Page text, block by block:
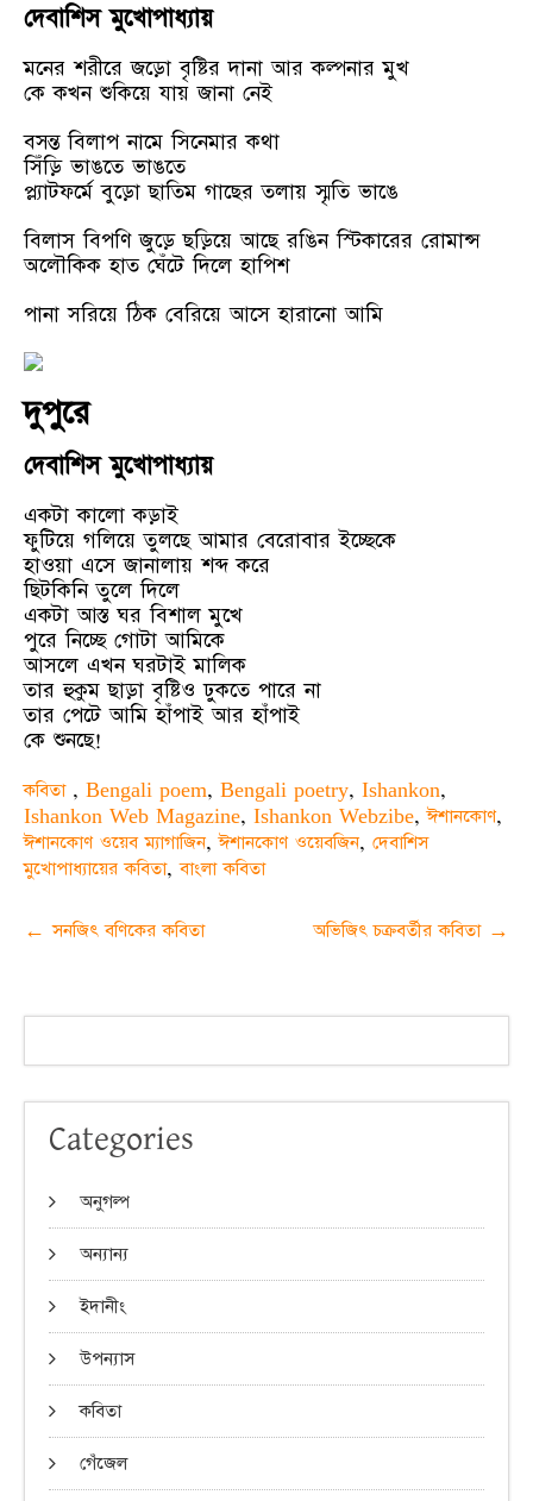
দেবাশিস মুখোপাধ্যায়
মনের শরীরে জড়ো বৃষ্টির দানা আর কল্পনার মুখ
কে কখন শুকিয়ে যায় জানা নেই
বসন্ত বিলাপ নামে সিনেমার কথা
সিঁড়ি ভাঙতে ভাঙতে
প্ল্যাটফর্মে বুড়ো ছাতিম গাছের তলায় স্মৃতি ভাঙে
বিলাস বিপণি জুড়ে ছড়িয়ে আছে রঙিন স্টিকারের রোমান্স
অলৌকিক হাত ঘেঁটে দিলে হাপিশ
পানা সরিয়ে ঠিক বেরিয়ে আসে হারানো আমি
দুপুরে
দেবাশিস মুখোপাধ্যায়
একটা কালো কড়াই
ফুটিয়ে গলিয়ে তুলছে আমার বেরোবার ইচ্ছেকে
হাওয়া এসে জানালায় শব্দ করে
ছিটকিনি তুলে দিলে
একটা আস্ত ঘর বিশাল মুখে
পুরে নিচ্ছে গোটা আমিকে
আসলে এখন ঘরটাই মালিক
তার হুকুম ছাড়া বৃষ্টিও ঢুকতে পারে না
তার পেটে আমি হাঁপাই আর হাঁপাই
কে শুনছে!
কবিতা , Bengali poem, Bengali poetry, Ishankon,
Ishankon Web Magazine, Ishankon Webzibe,ঈশানকোণ,
ঈশানকোণ ওয়েব ম্যাগাজিন,ঈশানকোণ ওয়েবজিন, দেবাশিস
মুখোপাধ্যায়ের কবিতা,বাংলা কবিতা
Post
← সনজিৎ বণিকের কবিতা অভিজিৎ চক্রবর্তীর কবিতা →
Categories
অনুগল্প
অন্যান্য
ইদানীং
উপন্যাস
কবিতা
গেঁজেল